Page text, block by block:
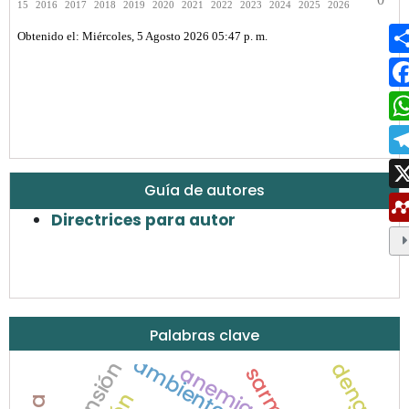
Guía de autores
Directrices para autor
Palabras clave
ambiente.sarm
anemia